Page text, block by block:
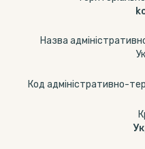
Назва
Код адміністративно-